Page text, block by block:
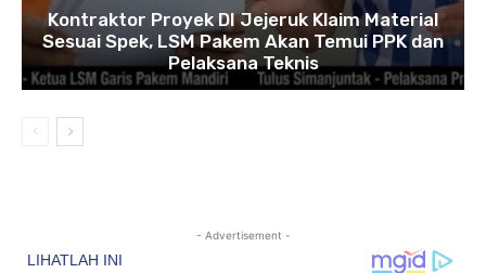
Kontraktor Proyek DI Jejeruk Klaim Material
Sesuai Spek, LSM Pakem Akan Temui PPK dan
Pelaksana Teknis
- Advertisement -